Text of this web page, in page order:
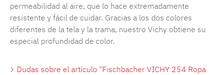
permeabilidad al aire, que lo hace extremadamente
resistente y fácil de cuidar. Gracias a los dos colores
diferentes de la tela y la trama, nuestro Vichy obtiene su
especial profundidad de color.
Dudas sobre el artículo "Fischbacher VICHY 254 Ropa